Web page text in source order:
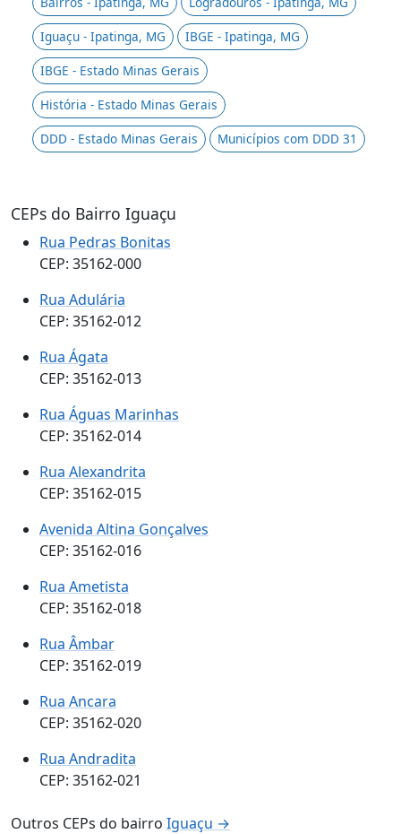
Iguaçu - Ipatinga, MG
IBGE - Ipatinga, MG
IBGE - Estado Minas Gerais
História - Estado Minas Gerais
DDD - Estado Minas Gerais
Municípios com DDD 31
CEPs do Bairro Iguaçu
Rua Pedras Bonitas
CEP: 35162-000
Rua Adulária
CEP: 35162-012
Rua Ágata
CEP: 35162-013
Rua Águas Marinhas
CEP: 35162-014
Rua Alexandrita
CEP: 35162-015
Avenida Altina Gonçalves
CEP: 35162-016
Rua Ametista
CEP: 35162-018
Rua Âmbar
CEP: 35162-019
Rua Ancara
CEP: 35162-020
Rua Andradita
CEP: 35162-021
Outros CEPs do bairro Iguaçu →